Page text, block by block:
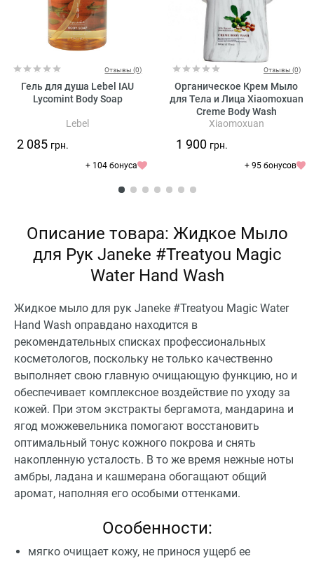
Отзывы (0)
Гель для душа Lebel IAU
Lycomint Body Soap
Lebel
2 085 грн.
+ 104 бонуса
Отзывы (0)
Органическое Крем Мыло
для Тела и Лица Xiaomoxuan
Creme Body Wash
Xiaomoxuan
1 900 грн.
+ 95 бонусов
Описание товара: Жидкое Мыло
для Рук Janeke #Treatyou Magic
Water Hand Wash
Жидкое мыло для рук Janeke #Treatyou Magic Water
Hand Wash оправдано находится в
рекомендательных списках профессиональных
косметологов, поскольку не только качественно
выполняет свою главную очищающую функцию, но и
обеспечивает комплексное воздействие по уходу за
кожей. При этом экстракты бергамота, мандарина и
ягод можжевельника помогают восстановить
оптимальный тонус кожного покрова и снять
накопленную усталость. В то же время нежные ноты
амбры, ладана и кашмерана обогащают общий
аромат, наполняя его особыми оттенками.
Особенности:
мягко очищает кожу, не принося ущерб ее